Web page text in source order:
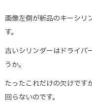
画像左側が新品のキーシリ
す。
古いシリンダーはドライバ
うか。
たったこれだけの欠けです
回らないのです。